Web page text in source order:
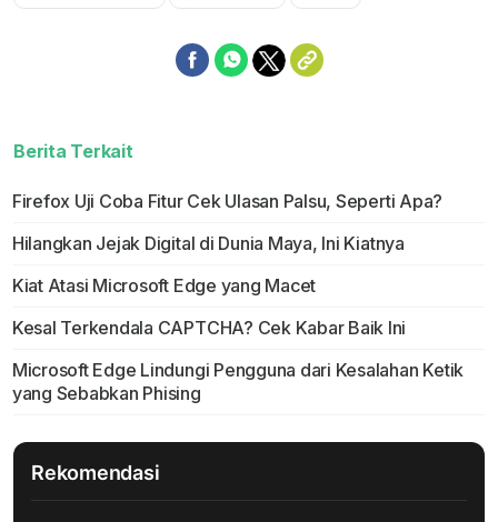
Berita Terkait
Firefox Uji Coba Fitur Cek Ulasan Palsu, Seperti Apa?
Hilangkan Jejak Digital di Dunia Maya, Ini Kiatnya
Kiat Atasi Microsoft Edge yang Macet
Kesal Terkendala CAPTCHA? Cek Kabar Baik Ini
Microsoft Edge Lindungi Pengguna dari Kesalahan Ketik
yang Sebabkan Phising
Rekomendasi